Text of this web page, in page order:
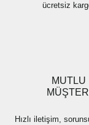
ücretsiz
MUTLU
MÜŞTERİ
Hızlı iletişim,